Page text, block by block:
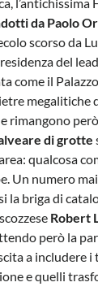
da Paolo
scorso da
del
come il
megalitiche
rimangono
di grotte
qualcosa
Un numero
la briga di
Robert
però la
a includere
e quelli